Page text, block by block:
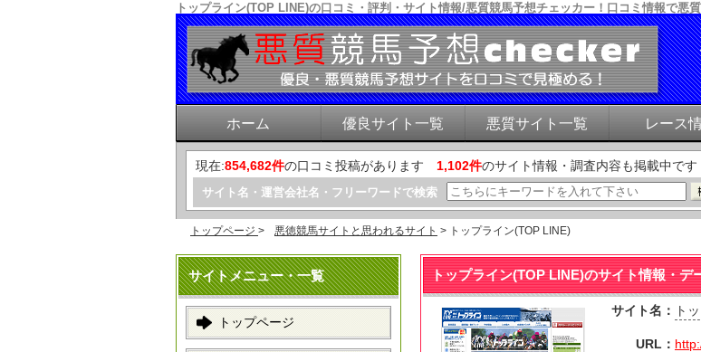
トップライン(TOP LINE)の口コミ・評判・サイト情報/悪質競馬予想チェッカー！口コミ情報で悪
ホーム 優良サイト一覧 悪質サイト一覧 レース
現在:854,682件の口コミ投稿があります 1,102件のサイト情報・調査内容も掲載中です
サイト名・運営会社名・フリーワードで検索
トップページ > 悪徳競馬サイトと思われるサイト > トップライン(TOP LINE)
サイトメニュー・一覧
トップページ
トップライン(TOP LINE)のサイト情報・デ
サイト名： ト
URL：